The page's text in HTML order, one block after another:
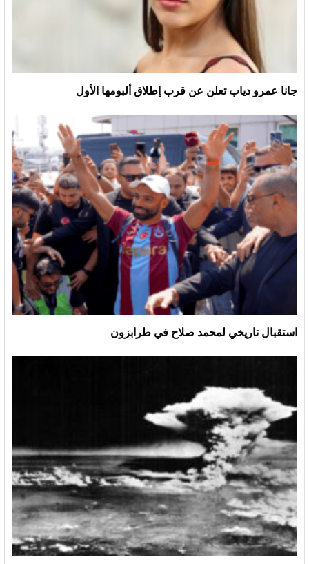
جانا عمرو دياب تعلن عن قرب إطلاق ألبومها الأول
استقبال تاريخي لمحمد صلاح في طرابزون